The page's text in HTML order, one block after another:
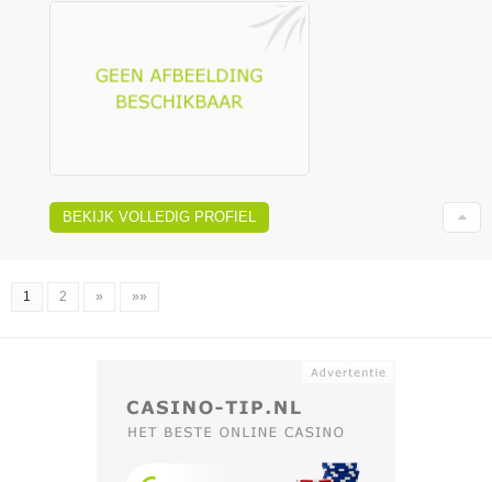
BEKIJK VOLLEDIG PROFIEL
1 2 » »»